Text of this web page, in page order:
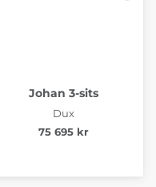
Johan 3-sits
Dux
75 695 kr